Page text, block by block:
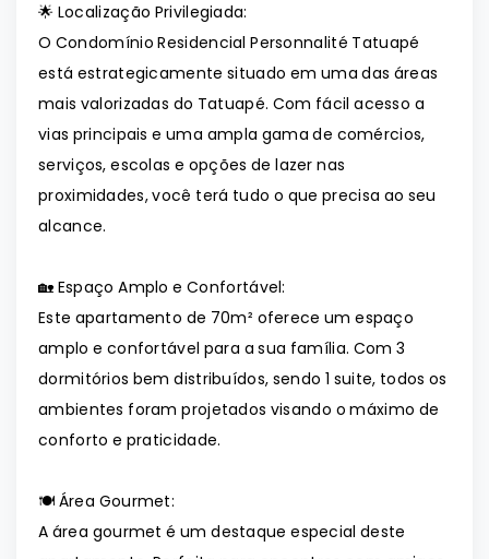
🌟 Localização Privilegiada:
O Condomínio Residencial Personnalité Tatuapé
está estrategicamente situado em uma das áreas
mais valorizadas do Tatuapé. Com fácil acesso a
vias principais e uma ampla gama de comércios,
serviços, escolas e opções de lazer nas
proximidades, você terá tudo o que precisa ao seu
alcance.
🏡 Espaço Amplo e Confortável:
Este apartamento de 70m² oferece um espaço
amplo e confortável para a sua família. Com 3
dormitórios bem distribuídos, sendo 1 suite, todos os
ambientes foram projetados visando o máximo de
conforto e praticidade.
🍽️ Área Gourmet:
A área gourmet é um destaque especial deste